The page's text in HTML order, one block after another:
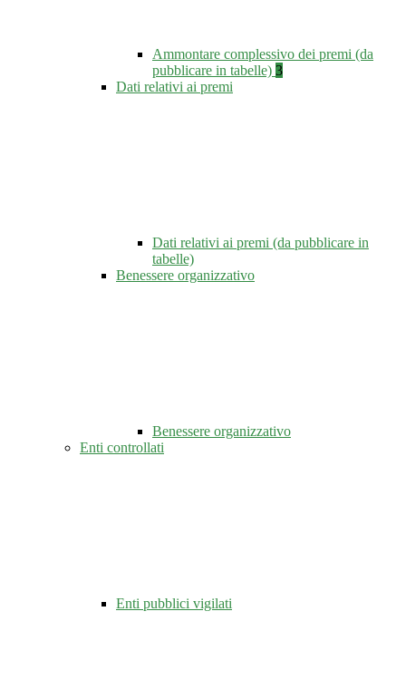
Ammontare complessivo dei premi (da
pubblicare in tabelle) 3
Dati relativi ai premi
Dati relativi ai premi (da pubblicare in
tabelle)
Benessere organizzativo
Benessere organizzativo
Enti controllati
Enti pubblici vigilati